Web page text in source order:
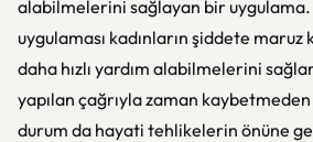
alabilmelerini sağlayan bir uygulama.
uygulaması kadınların şiddete maruz
daha hızlı yardım alabilmelerini
yapılan çağrıyla zaman
durum da hayati tehlikelerin önüne